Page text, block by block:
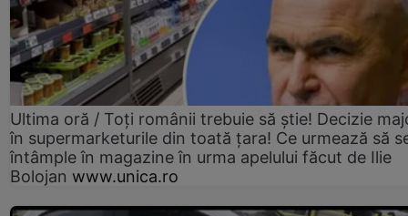
Ultima oră / Toți românii trebuie să știe! Decizie
în supermarketurile din toată țara! Ce urmează să
întâmple în magazine în urma apelului făcut de Ilie
Bolojan www.unica.ro